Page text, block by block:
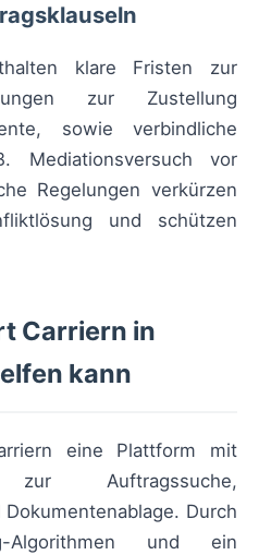
klare Fristen zur
zur Zustellung
sowie verbindliche
Mediationsversuch vor
Regelungen verkürzen
und schützen
Carriern in
kann
eine Plattform mit
Auftragssuche,
Durch
Algorithmen und ein